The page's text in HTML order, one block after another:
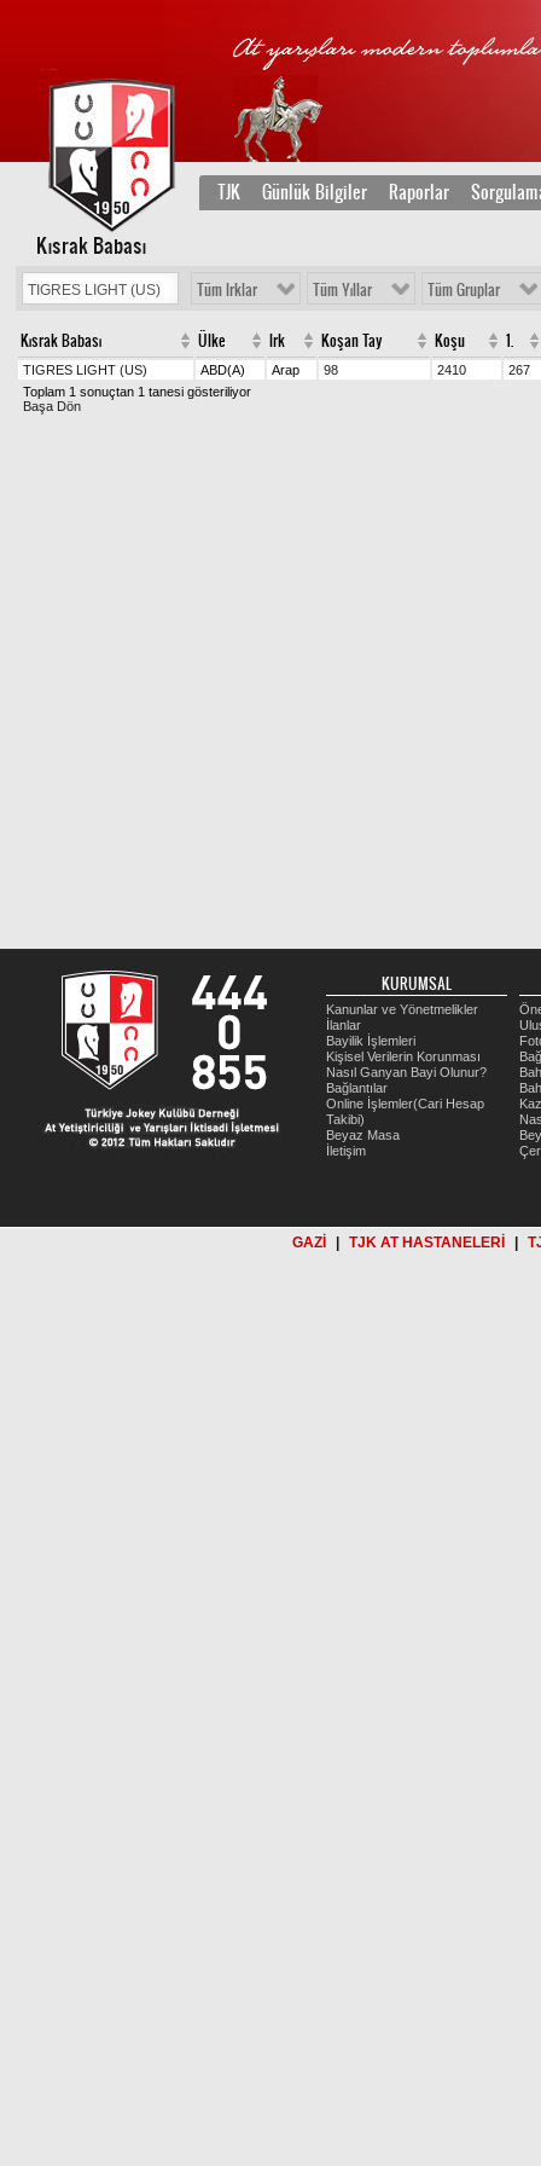
TJK Günlük Bilgiler Raporlar
Kısrak Babası
Tüm Irklar Tüm Yıllar Tüm Gruplar
Kısrak Babası Ülke Irk Koşan Tay Koşu 1.
TIGRES LIGHT (US) ABD(A) Arap 98 2410
267
Toplam 1 sonuçtan 1 tanesi gösteriliyor
Başa Dön
KURUMSAL
Kanunlar ve Yönetmelikler
İlanlar
Bayilik İşlemleri
Kişisel Verilerin Korunması
Nasıl Ganyan Bayi Olunur?
Bağlantılar
Online İşlemler(Cari Hesap
Takibi)
Beyaz Masa
İletişim
GAZİ TJK AT HASTANELERİ